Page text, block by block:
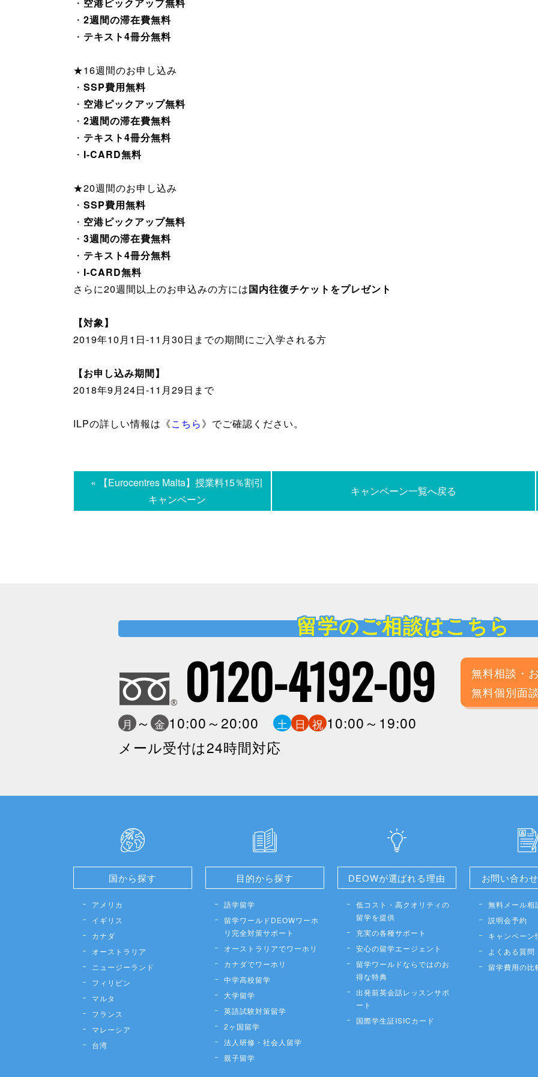
・ 空港ピックアップ無料
・ 2週間の滞在費無料
・ テキスト4冊分無料
★16週間のお申し込み
・ SSP費用無料
・ 空港ピックアップ無料
・ 2週間の滞在費無料
・ テキスト4冊分無料
・ I-CARD無料
★20週間のお申し込み
・ SSP費用無料
・ 空港ピックアップ無料
・ 3週間の滞在費無料
・ テキスト4冊分無料
・ I-CARD無料
さらに20週間以上のお申込みの方には国内往復チケットをプレゼント
【対象】
2019年10月1日-11月30日までの期間にご入学される方
【お申し込み期間】
2018年9月24日-11月29日まで
ILPの詳しい情報は《こちら》でご確認ください。
« 【Eurocentres Malta】授業料15％割引
キャンペーン
キャンペーン一覧へ戻る
留学のご相談はこちら
0120-4192-09
月 ～ 金 10:00～20:00 土 日 祝 10:00～19:00
メール受付は24時間対応
無料相談・
無料個別面談
国から探す
アメリカ
イギリス
カナダ
オーストラリア
ニュージーランド
フィリピン
マルタ
フランス
マレーシア
台湾
目的から探す
語学留学
留学ワールドDEOWワーホ
リ完全対策サポート
オーストラリアでワーホリ
カナダでワーホリ
中学高校留学
大学留学
英語試験対策留学
2ヶ国留学
法人研修・社会人留学
親子留学
DEOWが選ばれる理由
低コスト・高クオリティの
留学を提供
充実の各種サポート
安心の留学エージェント
留学ワールドならではのお
得な特典
出発前英会話レッスンサポ
ート
国際学生証ISICカード
お問い合わ
無料メール相
説明会予約
キャンペーン
よくある質問
留学費用の比